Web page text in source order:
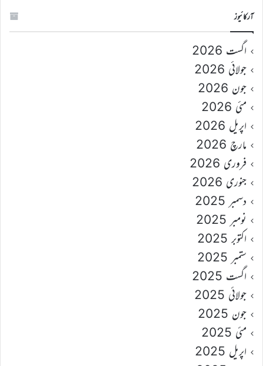
آرکائیوز
اگست 2026
جولائی 2026
جون 2026
مئی 2026
اپریل 2026
مارچ 2026
فروری 2026
جنوری 2026
دسمبر 2025
نومبر 2025
اکتوبر 2025
ستمبر 2025
اگست 2025
جولائی 2025
جون 2025
مئی 2025
اپریل 2025